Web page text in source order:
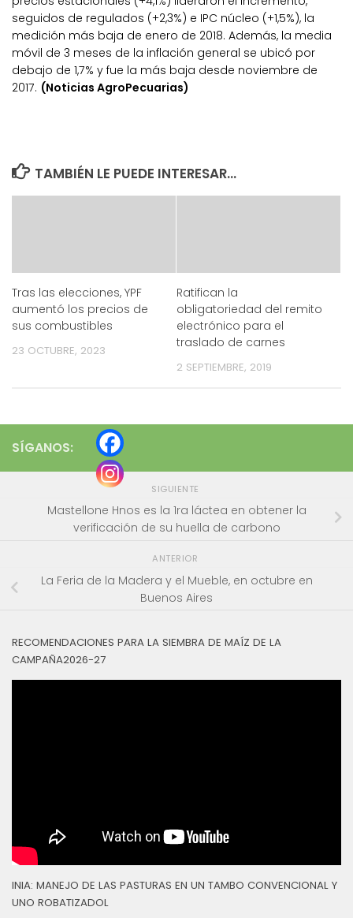
seguidos de regulados (+2,3%) e IPC núcleo (+1,5%), la
medición más baja de enero de 2018. Además, la media
móvil de 3 meses de la inflación general se ubicó por
debajo de 1,7% y fue la más baja desde noviembre de
2017. (Noticias AgroPecuarias)
TAMBIÉN LE PUEDE INTERESAR...
Tras las elecciones, YPF
aumentó los precios de
sus combustibles
23 OCTUBRE, 2023
Ratifican la
obligatoriedad del remito
electrónico para el
traslado de carnes
2 SEPTIEMBRE, 2019
SÍGANOS:
SIGUIENTE
Mastellone Hnos es la 1ra láctea en obtener la
verificación de su huella de carbono
ANTERIOR
La Feria de la Madera y el Mueble, en octubre en
Buenos Aires
RECOMENDACIONES PARA LA SIEMBRA DE MAÍZ DE LA
CAMPAÑA2026-27
INIA: MANEJO DE LAS PASTURAS EN UN TAMBO CONVENCIONAL Y
UNO ROBATIZADOL